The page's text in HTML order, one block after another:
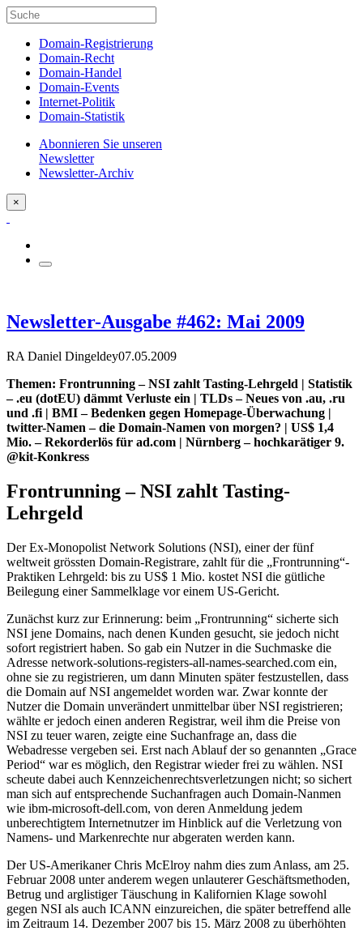
Domain-Registrierung
Domain-Recht
Domain-Handel
Domain-Events
Internet-Politik
Domain-Statistik
Abonnieren Sie unseren
Newsletter
Newsletter-Archiv
×
Newsletter-Ausgabe #462: Mai 2009
RA Daniel Dingeldey07.05.2009
Themen: Frontrunning – NSI zahlt Tasting-Lehrgeld | Statistik
– .eu (dotEU) dämmt Verluste ein | TLDs – Neues von .au, .ru
und .fi | BMI – Bedenken gegen Homepage-Überwachung |
twitter-Namen – die Domain-Namen von morgen? | US$ 1,4
Mio. – Rekorderlös für ad.com | Nürnberg – hochkarätiger 9.
@kit-Konkress
Frontrunning – NSI zahlt Tasting-
Lehrgeld
Der Ex-Monopolist Network Solutions (NSI), einer der fünf
weltweit grössten Domain-Registrare, zahlt für die „Frontrunning“-
Praktiken Lehrgeld: bis zu US$ 1 Mio. kostet NSI die gütliche
Beilegung einer Sammelklage vor einem US-Gericht.
Zunächst kurz zur Erinnerung: beim „Frontrunning“ sicherte sich
NSI jene Domains, nach denen Kunden gesucht, sie jedoch nicht
sofort registriert haben. So gab ein Nutzer in die Suchmaske die
Adresse network-solutions-registers-all-names-searched.com ein,
ohne sie zu registrieren, um dann Minuten später festzustellen, dass
die Domain auf NSI angemeldet worden war. Zwar konnte der
Nutzer die Domain unverändert unmittelbar über NSI registrieren;
wählte er jedoch einen anderen Registrar, weil ihm die Preise von
NSI zu teuer waren, zeigte eine Suchanfrage an, dass die
Webadresse vergeben sei. Erst nach Ablauf der so genannten „Grace
Period“ war es möglich, den Registrar wieder frei zu wählen. NSI
scheute dabei auch Kennzeichenrechtsverletzungen nicht; so sichert
man sich auf entsprechende Suchanfragen auch Domain-Nanmen
wie ibm-microsoft-dell.com, von deren Anmeldung jedem
unberechtigtem Internetnutzer im Hinblick auf die Verletzung von
Namens- und Markenrechte nur abgeraten werden kann.
Der US-Amerikaner Chris McElroy nahm dies zum Anlass, am 25.
Februar 2008 unter anderem wegen unlauterer Geschäftsmethoden,
Betrug und arglistiger Täuschung in Kalifornien Klage sowohl
gegen NSI als auch ICANN einzureichen, die später betreffend alle
im Zeitraum 14. Dezember 2007 bis 15. März 2008 zu überhöhten